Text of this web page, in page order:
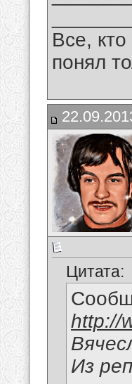
Все,
понял
Цитата:
http://
Из